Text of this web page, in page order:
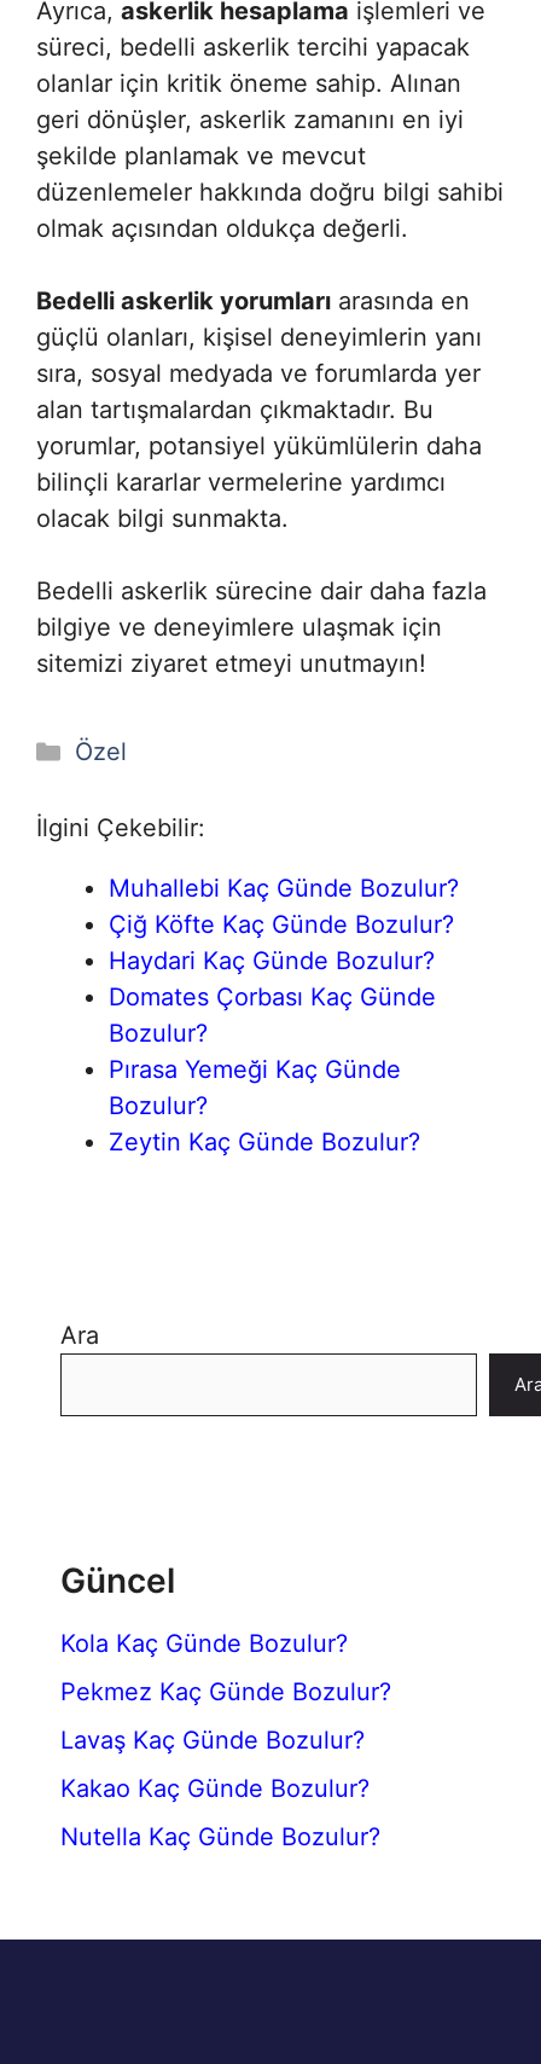
Ayrıca, askerlik hesaplama işlemleri ve
süreci, bedelli askerlik tercihi yapacak
olanlar için kritik öneme sahip. Alınan
geri dönüşler, askerlik zamanını en iyi
şekilde planlamak ve mevcut
düzenlemeler hakkında doğru bilgi sahibi
olmak açısından oldukça değerli.
Bedelli askerlik yorumları arasında en
güçlü olanları, kişisel deneyimlerin yanı
sıra, sosyal medyada ve forumlarda yer
alan tartışmalardan çıkmaktadır. Bu
yorumlar, potansiyel yükümlülerin daha
bilinçli kararlar vermelerine yardımcı
olacak bilgi sunmakta.
Bedelli askerlik sürecine dair daha fazla
bilgiye ve deneyimlere ulaşmak için
sitemizi ziyaret etmeyi unutmayın!
Kategoriler
Özel
İlgini Çekebilir:
Muhallebi Kaç Günde Bozulur?
Çiğ Köfte Kaç Günde Bozulur?
Haydari Kaç Günde Bozulur?
Domates Çorbası Kaç Günde
Bozulur?
Pırasa Yemeği Kaç Günde
Bozulur?
Zeytin Kaç Günde Bozulur?
Ara
Güncel
Kola Kaç Günde Bozulur?
Pekmez Kaç Günde Bozulur?
Lavaş Kaç Günde Bozulur?
Kakao Kaç Günde Bozulur?
Nutella Kaç Günde Bozulur?